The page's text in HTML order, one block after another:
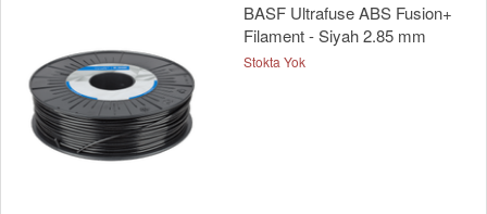
BASF Ultrafuse ABS Fusion+
Filament - Siyah 2.85 mm
Stokta Yok